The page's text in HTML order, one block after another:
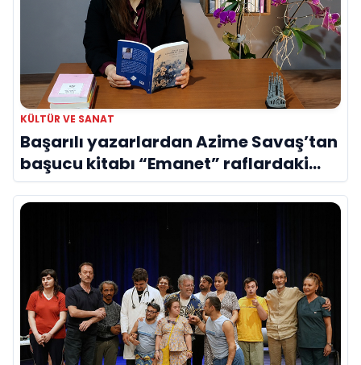
KÜLTÜR VE SANAT
Başarılı yazarlardan Azime Savaş’tan
başucu kitabı “Emanet” raflardaki
yerini aldı